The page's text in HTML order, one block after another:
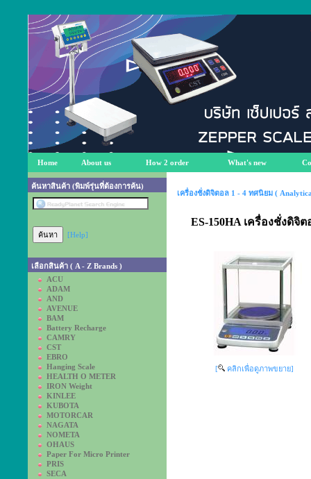
Home About us How 2 order What's new
ค้นหาสินค้า (พิมพ์รุ่นที่ต้องการค้น)
[Help]
เลือกสินค้า ( A - Z Brands )
ACU
ADAM
AND
AVENUE
BAM
Battery Recharge
CAMRY
CST
EBRO
Hanging Scale
HEALTH O METER
IRON Weight
KINLEE
KUBOTA
MOTORCAR
NAGATA
NOMETA
OHAUS
Paper For Micro Printer
PRIS
SECA
เครื่องชั่งดิจิตอล 1 - 4 ทศนิยม (
ES-150HA เครื่องชั่งดิจิ
[ คลิกเพื่อดูภาพขยาย]